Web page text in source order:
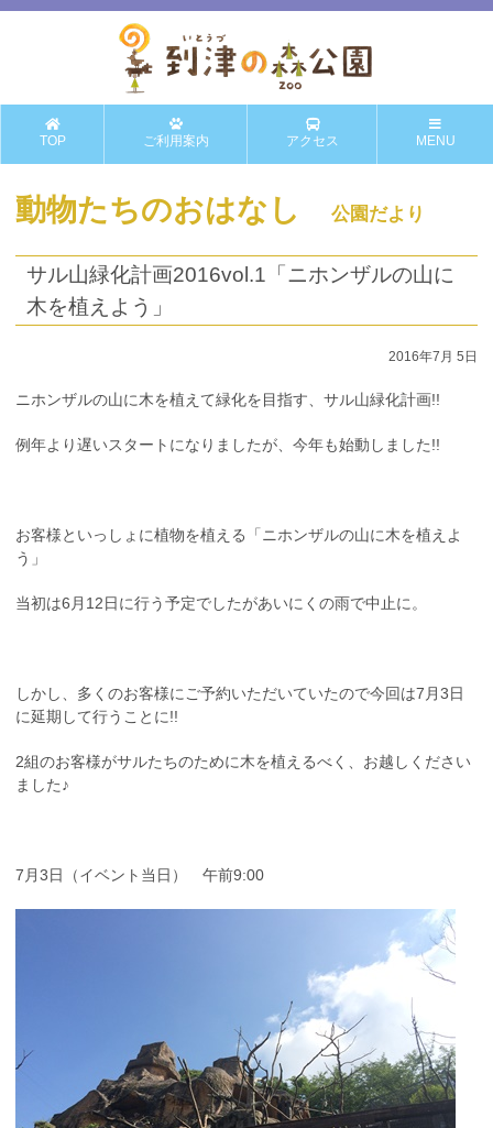
TOP ご利用案内 アクセス MENU
動物たちのおはなし 公園だより
サル山緑化計画2016vol.1「ニホンザルの山に
木を植えよう」
2016年7月 5日
ニホンザルの山に木を植えて緑化を目指す、サル山緑化計画!!
例年より遅いスタートになりましたが、今年も始動しました!!
お客様といっしょに植物を植える「ニホンザルの山に木を植えよ
う」
当初は6月12日に行う予定でしたがあいにくの雨で中止に。
しかし、多くのお客様にご予約いただいていたので今回は7月3日
に延期して行うことに!!
2組のお客様がサルたちのために木を植えるべく、お越しください
ました♪
7月3日（イベント当日） 午前9:00